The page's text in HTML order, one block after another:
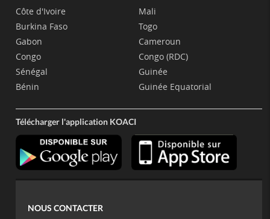
Côte d'Ivoire
Burkina Faso
Gabon
Congo
Sénégal
Bénin
Mali
Togo
Cameroun
Congo (RDC)
Guinée
Guinée Equatorial
Télécharger l'application KOACI
NOUS CONTACTER